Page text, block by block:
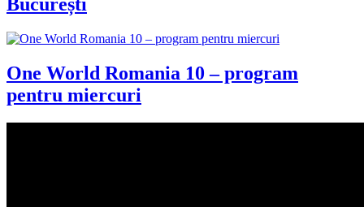
One World Romania 10 – program
pentru miercuri